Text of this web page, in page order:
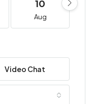
10
Aug
Video Chat